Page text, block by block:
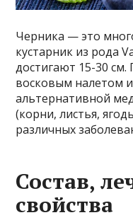
Черника — это
кустарник из рода
достигают 15-30
восковым налетом
альтернативной
(корни, листья,
различных
Состав,
свойства